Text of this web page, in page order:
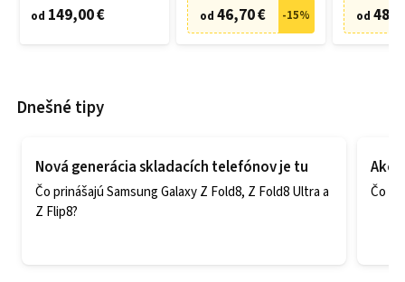
od 149,00 € od 46,70 € -15% od
Dnešné tipy
Nová generácia skladacích telefónov je tu
Čo prinášajú Samsung Galaxy Z Fold8, Z Fold8 Ultra a
Z Flip8?
Ako
Čo